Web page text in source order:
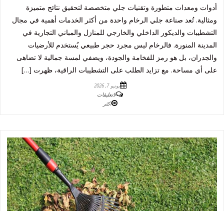
أدوات ومعدات متطورة وتقنيات جلي متخصصة لتحقيق نتائج متميزة
ومثالية. تُعد صناعة جلي الرخام واحدة من أكثر الخدمات أهمية في مجال
التشطيبات والديكور الداخلي والخارجي للمنازل والمباني التجارية في
المدينة المنورة. فالرخام ليس مجرد حجر طبيعي يُستخدم للأرضيات
والجدران، بل هو رمز للفخامة والجودة، ويضفي لمسة جمالية لا تضاهى
على أي مساحة. مع تزايد الطلب على التشطيبات الراقية، ظهرت […]
يونيو 7, 2026
لاتعليقات
اكثر